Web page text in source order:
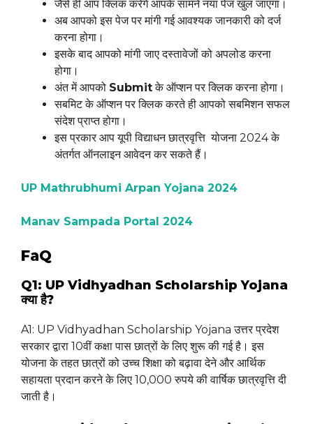
जैसे ही आप क्लिक करेंगे आपके सामने नया पेज खुल जाएगा।
अब आपको इस पेज पर मांगी गई आवश्यक जानकारी को दर्ज
करना होगा।
इसके बाद आपको मांगी जाए दस्तावेजों को अपलोड करना
होगा।
अंत में आपको Submitके ऑप्शन पर क्लिक करना होगा।
सबमिट के ऑप्शन पर क्लिक करते ही आपको सबमिशन सफल
संदेश प्राप्त होगा।
इस प्रकार आप यूपी विद्याधन छात्रवृत्ति योजना 2024 के
अंतर्गत ऑनलाइन आवेदन कर सकते हैं।
UP Mathrubhumi Arpan Yojana 2024
Manav Sampada Portal 2024
FaQ
Q1: UP Vidhyadhan Scholarship Yojana
क्या है?
A1: UP Vidhyadhan Scholarship Yojana उत्तर प्रदेश
सरकार द्वारा 10वीं कक्षा पास छात्रों के लिए शुरू की गई है। इस
योजना के तहत छात्रों को उच्च शिक्षा को बढ़ावा देने और आर्थिक
सहायता प्रदान करने के लिए 10,000 रुपये की वार्षिक छात्रवृत्ति दी
जाती है।